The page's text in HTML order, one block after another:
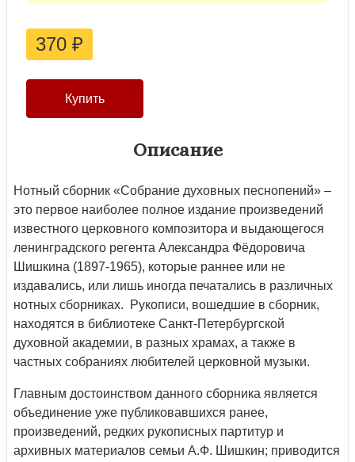
370 ₽
Описание
Нотный сборник «Собрание духовных песнопений» –
это первое наиболее полное издание произведений
известного церковного композитора и выдающегося
ленинградского регента Александра Фёдоровича
Шишкина (1897-1965), которые раннее или не
издавались, или лишь иногда печатались в различных
нотных сборниках. Рукописи, вошедшие в сборник,
находятся в библиотеке Санкт-Петербургской
духовной академии, в разных храмах, а также в
частных собраниях любителей церковной музыки.
Главным достоинством данного сборника является
объединение уже публиковавшихся ранее,
произведений, редких рукописных партитур и
архивных материалов семьи А.Ф. Шишкин; приводится